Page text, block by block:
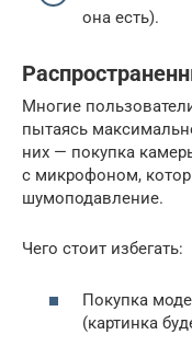
она есть).
Многие
пытаясь
них — покупка
с микрофоном,
шумоподавление.
Чего стоит избегать:
Покупка
(картинка